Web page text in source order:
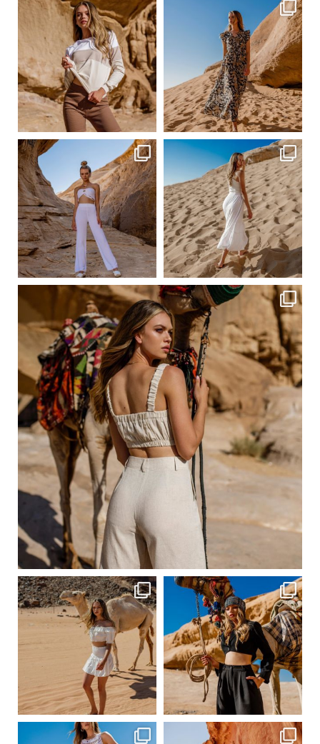
ebutikpl
Сер 23 Сер 23
Сер 23
ebutikpl
Сер 23
ebutikpl
ebutikpl
Сер 20
ebutikpl
Сер 20
ebutikpl ebutikpl